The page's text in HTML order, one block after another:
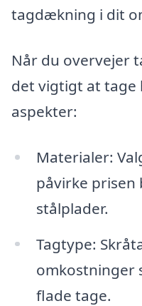
tagdækning i dit
Når du overvejer
det vigtigt at tage
aspekter:
Materialer:
påvirke
stålplader.
Tagtype:
omkostninger
flade tage.